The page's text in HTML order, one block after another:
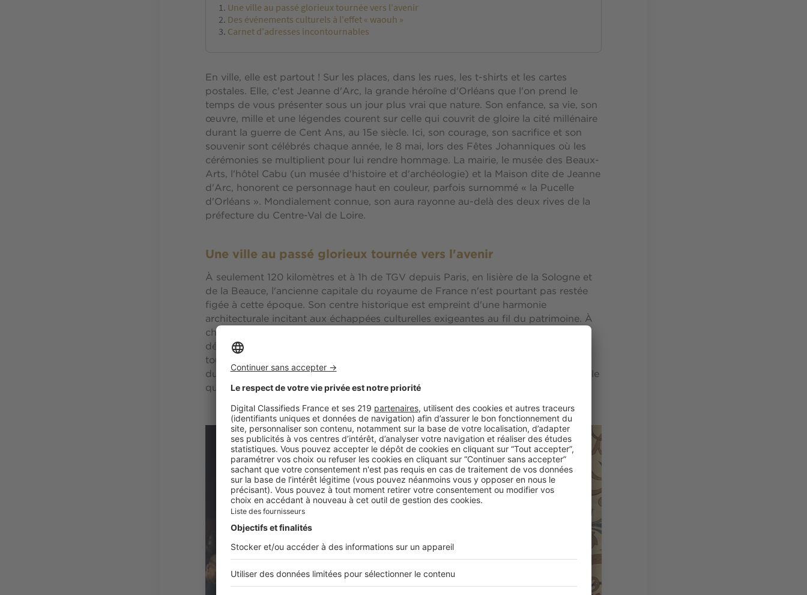
Une ville au passé glorieux tournée vers l'avenir
Des événements culturels à l'effet « waouh »
Carnet d'adresses incontournables
En ville, elle est partout ! Sur les places, dans les rues, les t-shirts et les cartes
postales. Elle, c'est Jeanne d'Arc, la grande héroïne d'Orléans que l'on prend le
temps de vous présenter sous un jour plus vrai que nature. Son enfance, sa vie, son
œuvre, mille et une légendes courent sur celle qui couvrit de gloire la cité millénaire
durant la guerre de Cent Ans, au 15e siècle. Ici, son courage, son sacrifice et son
souvenir sont célébrés chaque année, le 8 mai, lors des Fêtes Johanniques où les
cérémonies se multiplient pour lui rendre hommage. La mairie, le musée des Beaux-
Arts, l'hôtel Cabu (un musée d'histoire et d'archéologie) et la Maison dite de Jeanne
d'Arc, honorent ce personnage haut en couleur, parfois surnommé « la Pucelle
d'Orléans ». Mondialement connue, son aura rayonne au-delà des deux rives de la
préfecture du Centre-Val de Loire.
Une ville au passé glorieux tournée vers l'avenir
À seulement 120 kilomètres et à 1h de TGV depuis Paris, en lisière de la Sologne et
de la Beauce, l'ancienne capitale du royaume de France n'est pourtant pas restée
figée à cette époque. Son centre historique est empreint d'une harmonie
architecturale incitant aux échappées culturelles exigeantes au fil du patrimoine. À
chaque étape d'une visite, les joyaux de son passé et de notre modernité se
dévoilent au grand jour, à l'ombre de l'immense cathédrale Sainte-Croix, dont les
tours sont surmontées de délicates couronnes de pierre et tout autour de la place
du Martroi, véritable cœur battant de la ville où se dresse la statue équestre de celle
qui fut canonisée en 1920.